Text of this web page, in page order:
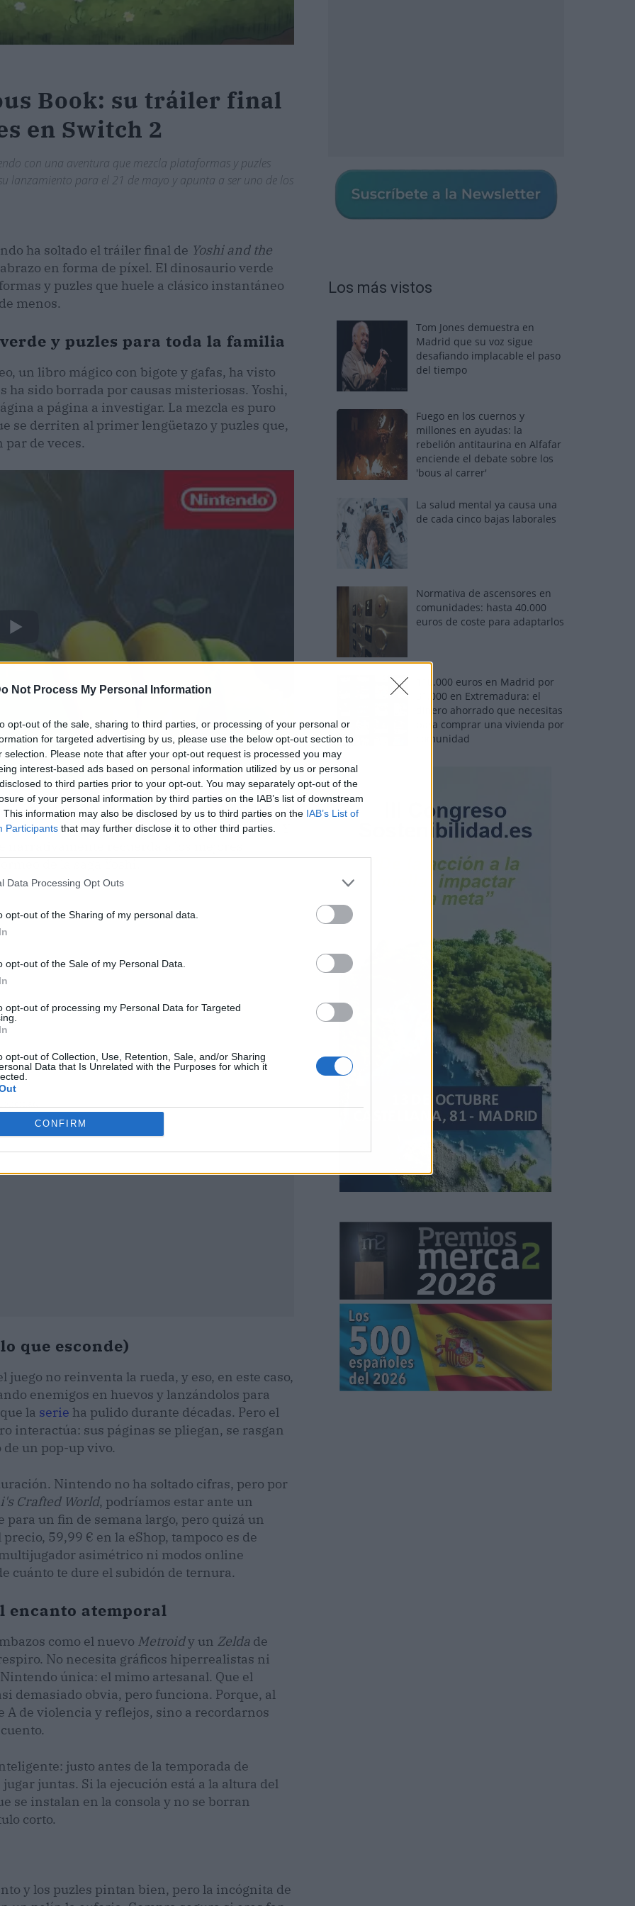
Not Process My Personal Information
opt-out of the sale, sharing to third parties, or processing of your personal or
for targeted advertising by us, please use the below opt-out section to
selection. Please note that after your opt-out request is processed you may
interest-based ads based on personal information utilized by us or personal
to third parties prior to your opt-out. You may separately opt-out of the
of your personal information by third parties on the IAB’s list of downstream
This information may also be disclosed by us to third parties on the IAB’s List of
Participants that may further disclose it to other third parties.
Data Processing Opt Outs
opt-out of the Sharing of my personal data.
opt-out of the Sale of my Personal Data.
opt-out of processing my Personal Data for Targeted
opt-out of Collection, Use, Retention, Sale, and/or Sharing
Data that Is Unrelated with the Purposes for which it
CONFIRM
Book: su tráiler final
en Switch 2
con una aventura que mezcla plataformas y puzles
lanzamiento para el 21 de mayo y apunta a ser uno de los
ha soltado el tráiler final de Yoshi and the
en forma de píxel. El dinosaurio verde
y puzles que huele a clásico instantáneo
menos.
y puzles para toda la familia
un libro mágico con bigote y gafas, ha visto
sido borrada por causas misteriosas. Yoshi,
a página a investigar. La mezcla es puro
se derriten al primer lengüetazo y puzles que,
de veces.
digitales: desde bosques encantados
colores que Nintendo domina como nadie. Y
recuerda a los mejores
que esconde)
no reinventa la rueda, y eso, en este caso,
enemigos en huevos y lanzándolos para
la serie ha pulido durante décadas. Pero el
interactúa: sus páginas se pliegan, se rasgan
un pop-up vivo.
Nintendo no ha soltado cifras, pero por
Crafted World, podríamos estar ante un
un fin de semana largo, pero quizá un
59,99 € en la eShop, tampoco es de
asimétrico ni modos online
cuánto te dure el subidón de ternura.
encanto atemporal
como el nuevo Metroidy un Zelda de
No necesita gráficos hiperrealistas ni
única: el mimo artesanal. Que el
demasiado obvia, pero funciona. Porque, al
de violencia y reflejos, sino a recordarnos
justo antes de la temporada de
juntas. Si la ejecución está a la altura del
se instalan en la consola y no se borran
corto.
y los puzles pintan bien, pero la incógnita de
Los más vistos
Tom Jones demuestra en
Madrid que su voz sigue
desafiando implacable el paso
del tiempo
Fuego en los cuernos y
millones en ayudas: la
rebelión antitaurina en Alfafar
enciende el debate sobre los
'bous al carrer'
La salud mental ya causa una
de cada cinco bajas laborales
Normativa de ascensores en
comunidades: hasta 40.000
euros de coste para adaptarlos
110.000 euros en Madrid por
31.000 en Extremadura: el
dinero ahorrado que necesitas
para comprar una vivienda por
comunidad